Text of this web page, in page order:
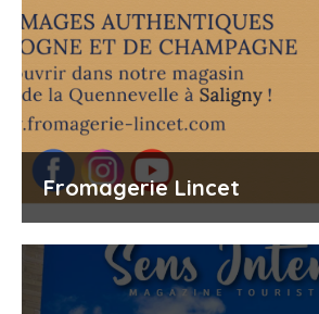
Fromagerie Lincet